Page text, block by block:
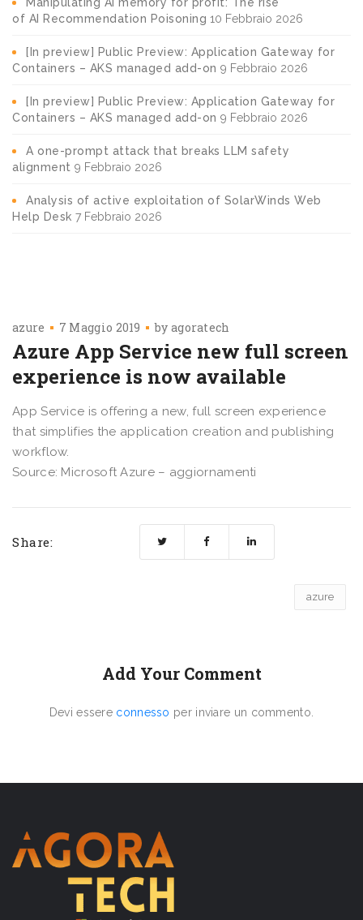
of AI Recommendation Poisoning 10 Febbraio 2026
[In preview] Public Preview: Application Gateway for
Containers – AKS managed add-on 9 Febbraio 2026
[In preview] Public Preview: Application Gateway for
Containers – AKS managed add-on 9 Febbraio 2026
A one-prompt attack that breaks LLM safety
alignment 9 Febbraio 2026
Analysis of active exploitation of SolarWinds Web
Help Desk 7 Febbraio 2026
azure 7 Maggio 2019 by agoratech
Azure App Service new full screen
experience is now available
App Service is offering a new, full screen experience
that simplifies the application creation and publishing
workflow.
Source: Microsoft Azure – aggiornamenti
Share:
azure
Add Your Comment
Devi essere connesso per inviare un commento.